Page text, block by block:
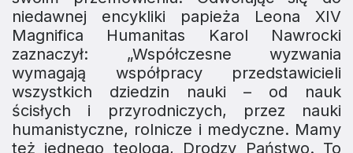
niedawnej encykliki papieża Leona XIV
Magnifica Humanitas Karol Nawrocki
zaznaczył: „Współczesne wyzwania
wymagają współpracy przedstawicieli
wszystkich dziedzin nauki – od nauk
ścisłych i przyrodniczych, przez nauki
humanistyczne, rolnicze i medyczne. Mamy
też jednego teologa, Drodzy Państwo. To